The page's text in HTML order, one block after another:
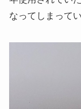
なってしまって